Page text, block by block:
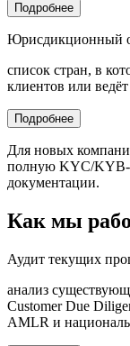
Подробнее
Юрисдикционный
список стран, в
клиентов или
Подробнее
Для новых
полную KYC/KYB-
документации.
Как мы
Аудит текущих
анализ
Customer Due
AMLR и